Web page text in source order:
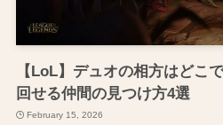
【LoL】デュオの相方はどこ
回せる仲間の見つけ方4選
February 15, 2026